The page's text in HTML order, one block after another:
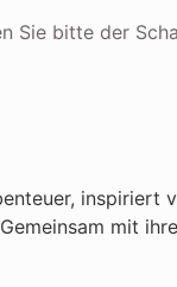
Sie bitte der
mit